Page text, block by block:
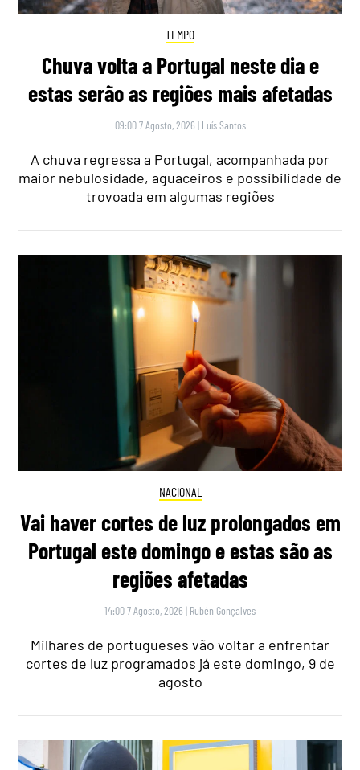
TEMPO
Chuva volta a Portugal neste dia e
estas serão as regiões mais afetadas
09:00 7 Agosto, 2026 | Luís Santos
A chuva regressa a Portugal, acompanhada por
maior nebulosidade, aguaceiros e possibilidade de
trovoada em algumas regiões
NACIONAL
Vai haver cortes de luz prolongados em
Portugal este domingo e estas são as
regiões afetadas
14:00 7 Agosto, 2026 | Rubén Gonçalves
Milhares de portugueses vão voltar a enfrentar
cortes de luz programados já este domingo, 9 de
agosto